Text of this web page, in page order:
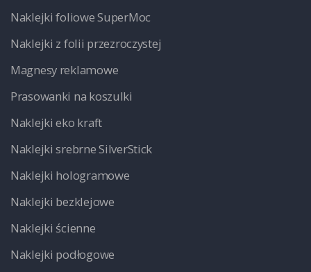
Naklejki foliowe SuperMoc
Naklejki z folii przezroczystej
Magnesy reklamowe
Prasowanki na koszulki
Naklejki eko kraft
Naklejki srebrne SilverStick
Naklejki hologramowe
Naklejki bezklejowe
Naklejki ścienne
Naklejki podłogowe